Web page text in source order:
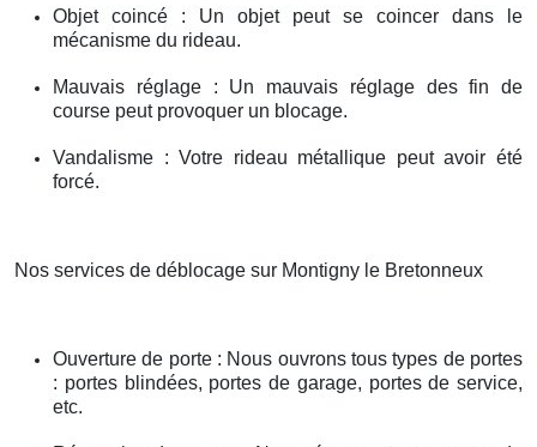
Objet coincé : Un objet peut se coincer dans le
mécanisme du rideau.
Mauvais réglage : Un mauvais réglage des fin de
course peut provoquer un blocage.
Vandalisme : Votre rideau métallique peut avoir été
forcé.
Nos services de déblocage sur Montigny le Bretonneux
Ouverture de porte : Nous ouvrons tous types de portes
: portes blindées, portes de garage, portes de service,
etc.